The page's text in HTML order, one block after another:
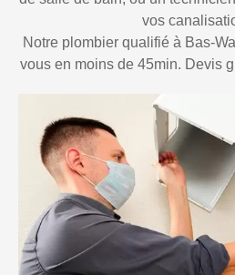
vos
Notre plombier qualifié à Bas-
vous en moins de 45min. Devis